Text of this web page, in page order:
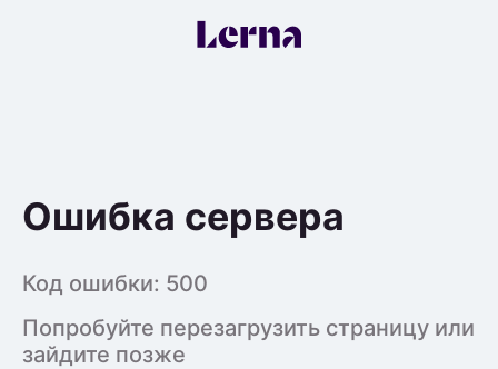
Ошибка сервера
Код ошибки: 500
Попробуйте перезагрузить страницу или
зайдите позже